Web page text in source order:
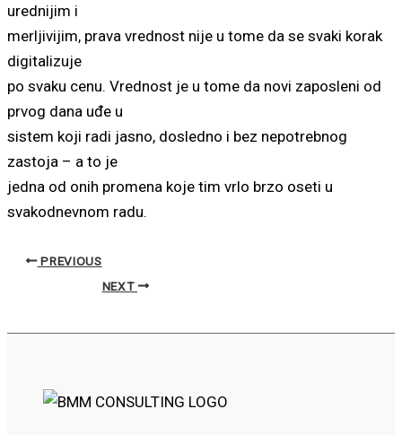
urednijim i
merljivijim, prava vrednost nije u tome da se svaki korak
digitalizuje
po svaku cenu. Vrednost je u tome da novi zaposleni od
prvog dana uđe u
sistem koji radi jasno, dosledno i bez nepotrebnog
zastoja – a to je
jedna od onih promena koje tim vrlo brzo oseti u
svakodnevnom radu.
PREVIOUS
NEXT